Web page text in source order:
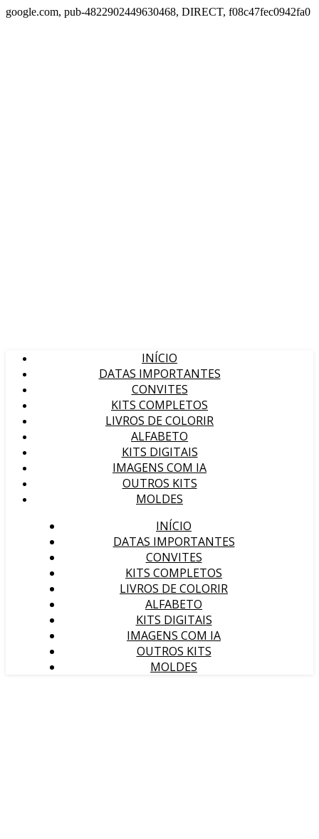
google.com, pub-4822902449630468, DIRECT, f08c47fec0942fa0
INÍCIO
DATAS IMPORTANTES
CONVITES
KITS COMPLETOS
LIVROS DE COLORIR
ALFABETO
KITS DIGITAIS
IMAGENS COM IA
OUTROS KITS
MOLDES
INÍCIO
DATAS IMPORTANTES
CONVITES
KITS COMPLETOS
LIVROS DE COLORIR
ALFABETO
KITS DIGITAIS
IMAGENS COM IA
OUTROS KITS
MOLDES